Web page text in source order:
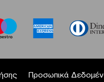
Προσωπικά